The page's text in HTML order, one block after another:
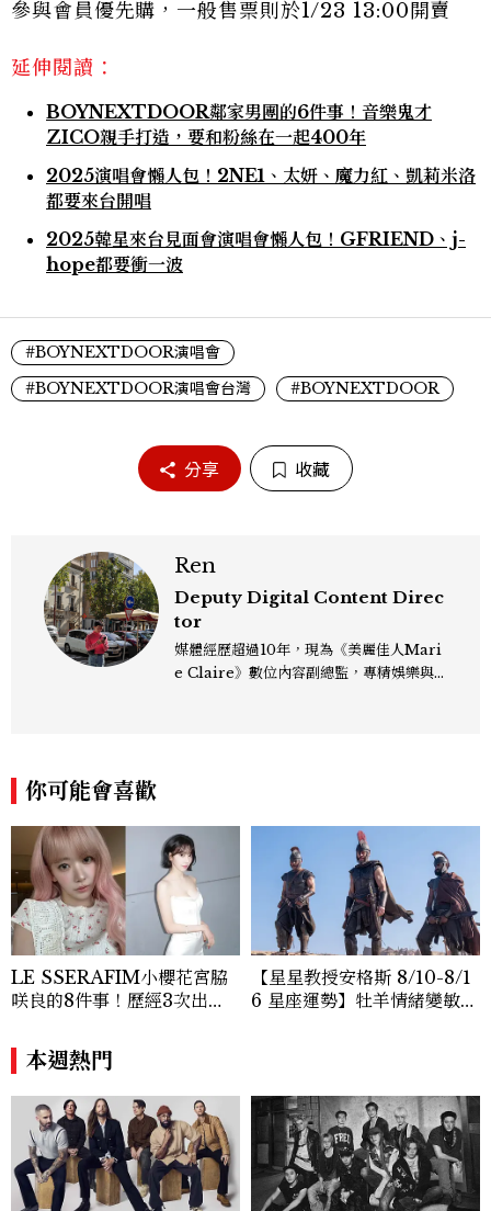
參與會員優先購，一般售票則於1/23 13:00開賣
延伸閱讀：
BOYNEXTDOOR鄰家男團的6件事！音樂鬼才
ZICO親手打造，要和粉絲在一起400年
2025演唱會懶人包！2NE1、太妍、魔力紅、凱莉米洛
都要來台開唱
2025韓星來台見面會演唱會懶人包！GFRIEND、j-
hope都要衝一波
#BOYNEXTDOOR演唱會
#BOYNEXTDOOR演唱會台灣
#BOYNEXTDOOR
分享 收藏
Ren
Deputy Digital Content Direc
tor
媒體經歷超過10年，現為《美麗佳人Mari
e Claire》數位內容副總監，專精娛樂與
你可能會喜歡
LE SSERAFIM小櫻花宮脇
咲良的8件事！歷經3次出
王、靠「這招」養成17吋螞蟻
腰
【星星教授安格斯 8/10-8/1
6 星座運勢】牡羊情緒變敏
本週熱門